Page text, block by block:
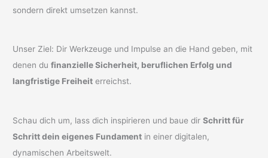
sondern direkt umsetzen kannst.
Unser Ziel: Dir Werkzeuge und Impulse an die Hand geben, mit
denen dufinanzielle Sicherheit, beruflichen Erfolg und
langfristige Freiheit erreichst.
Schau dich um, lass dich inspirieren und baue dirSchritt für
Schritt dein eigenes Fundament in einer digitalen,
dynamischen Arbeitswelt.